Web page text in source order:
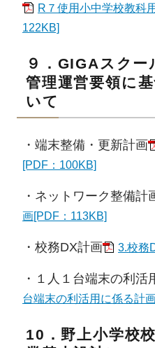
R７使用小中学校教科
122KB]
９．GIGAスクー
管理運営要領に
いて
・端末整備・更新計画
[PDF：100KB]
・ネットワーク整備計
画[PDF：113KB]
・校務DX計画 3.校務
・１人１台端末の利活
台端末の利活用に係る計
10．野上小学校